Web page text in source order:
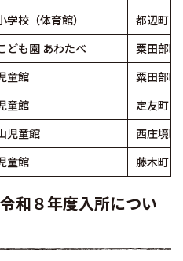
学校（体育館）
都辺町
ども園 あわたべ
粟田部
童館
粟田部
童館
定友町
児童館
西庄境
童館 藤木町
和８年度入所につい